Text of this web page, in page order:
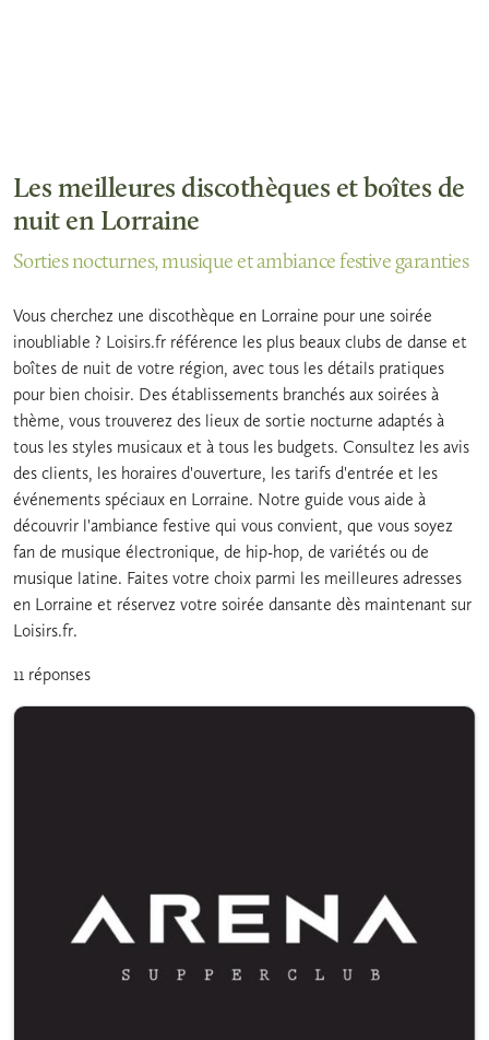
Les meilleures discothèques et boîtes de
nuit en Lorraine
Sorties nocturnes, musique et ambiance festive garanties
Vous cherchez une discothèque en Lorraine pour une soirée
inoubliable ? Loisirs.fr référence les plus beaux clubs de danse et
boîtes de nuit de votre région, avec tous les détails pratiques
pour bien choisir. Des établissements branchés aux soirées à
thème, vous trouverez des lieux de sortie nocturne adaptés à
tous les styles musicaux et à tous les budgets. Consultez les avis
des clients, les horaires d'ouverture, les tarifs d'entrée et les
événements spéciaux en Lorraine. Notre guide vous aide à
découvrir l'ambiance festive qui vous convient, que vous soyez
fan de musique électronique, de hip-hop, de variétés ou de
musique latine. Faites votre choix parmi les meilleures adresses
en Lorraine et réservez votre soirée dansante dès maintenant sur
Loisirs.fr.
11 réponses